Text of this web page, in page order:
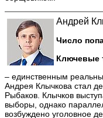
Андрей
Число
Ключевые
– единственным
Андрея Клычкова стал
Рыбаков. Клычков
выборы, однако
возбуждено уголовное